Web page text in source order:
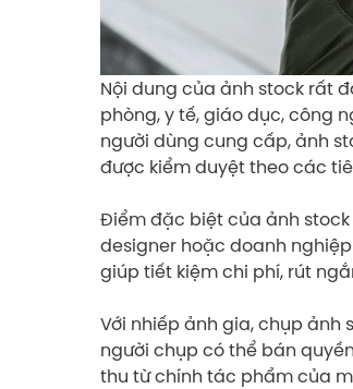
Nội dung của ảnh stock rất
phòng, y tế, giáo dục, công
người dùng cung cấp, ảnh
được kiểm duyệt theo các
Điểm đặc biệt của ảnh
designer hoặc doanh
giúp tiết kiệm chi phí, rút
Với nhiếp ảnh gia, chụp ảnh
người chụp có thể bán
thu từ chính tác phẩm của